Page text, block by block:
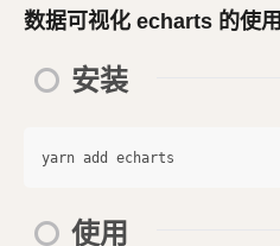
数据可视化 echarts 的使用
安装
使用